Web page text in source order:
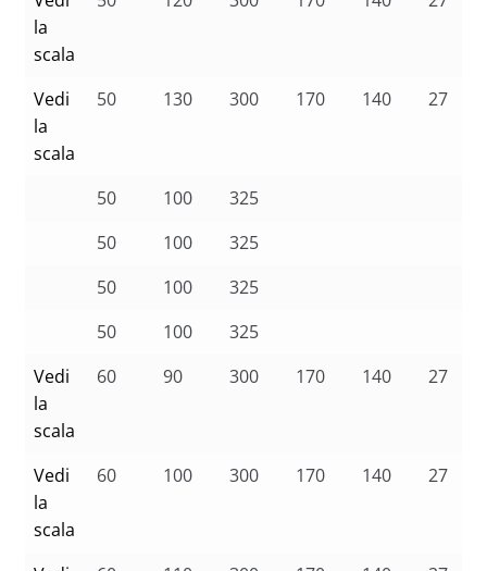
la
scala
Vedi
la
scala
50 130 300 170 140 27
50 100
325
50
100
325
50
100
325
50
100
325
Vedi
la
scala
60 90 300 170 140 27
Vedi
la
scala
60 100 300 170 140 27